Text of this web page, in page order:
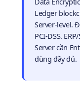
Ledger
Server-level.
PCI-DSS.
Server cần
dùng đầy đủ.